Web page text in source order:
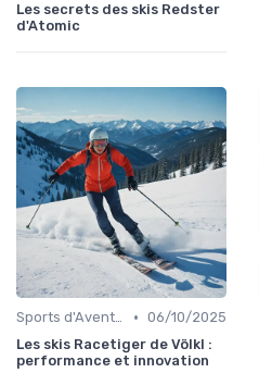
Les secrets des skis Redster
d'Atomic
Sports d'Aventure et de Plein Air • 06/10/2025
Les skis Racetiger de Völkl :
performance et innovation